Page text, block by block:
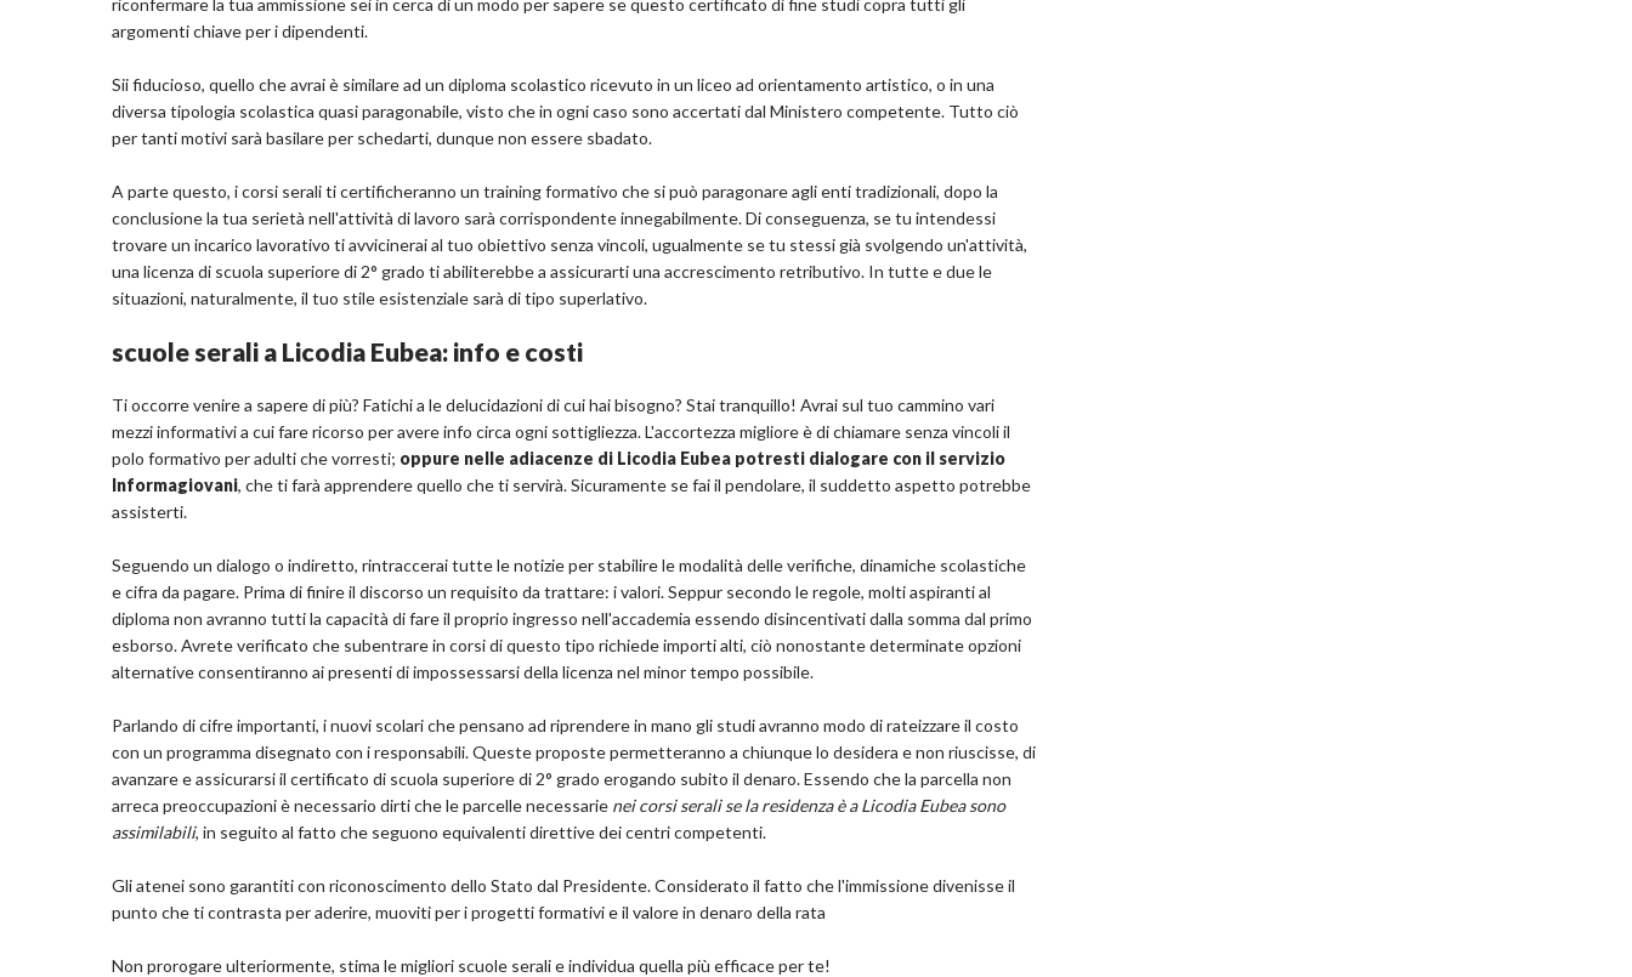
riconfermare la tua ammissione sei in cerca di un modo per sapere se questo certificato di fine studi copra tutti gli
argomenti chiave per i dipendenti.
Sii fiducioso, quello che avrai è similare ad un diploma scolastico ricevuto in un liceo ad orientamento artistico, o in una
diversa tipologia scolastica quasi paragonabile, visto che in ogni caso sono accertati dal Ministero competente. Tutto ciò
per tanti motivi sarà basilare per schedarti, dunque non essere sbadato.
A parte questo, i corsi serali ti certificheranno un training formativo che si può paragonare agli enti tradizionali, dopo la
conclusione la tua serietà nell'attività di lavoro sarà corrispondente innegabilmente. Di conseguenza, se tu intendessi
trovare un incarico lavorativo ti avvicinerai al tuo obiettivo senza vincoli, ugualmente se tu stessi già svolgendo un'attività,
una licenza di scuola superiore di 2° grado ti abiliterebbe a assicurarti una accrescimento retributivo. In tutte e due le
situazioni, naturalmente, il tuo stile esistenziale sarà di tipo superlativo.
scuole serali a Licodia Eubea: info e costi
Ti occorre venire a sapere di più? Fatichi a le delucidazioni di cui hai bisogno? Stai tranquillo! Avrai sul tuo cammino vari
mezzi informativi a cui fare ricorso per avere info circa ogni sottigliezza. L'accortezza migliore è di chiamare senza vincoli il
polo formativo per adulti che vorresti; oppure nelle adiacenze di Licodia Eubea potresti dialogare con il servizio
Informagiovani, che ti farà apprendere quello che ti servirà. Sicuramente se fai il pendolare, il suddetto aspetto potrebbe
assisterti.
Seguendo un dialogo o indiretto, rintraccerai tutte le notizie per stabilire le modalità delle verifiche, dinamiche scolastiche
e cifra da pagare. Prima di finire il discorso un requisito da trattare: i valori. Seppur secondo le regole, molti aspiranti al
diploma non avranno tutti la capacità di fare il proprio ingresso nell'accademia essendo disincentivati dalla somma dal primo
esborso. Avrete verificato che subentrare in corsi di questo tipo richiede importi alti, ciò nonostante determinate opzioni
alternative consentiranno ai presenti di impossessarsi della licenza nel minor tempo possibile.
Parlando di cifre importanti, i nuovi scolari che pensano ad riprendere in mano gli studi avranno modo di rateizzare il costo
con un programma disegnato con i responsabili. Queste proposte permetteranno a chiunque lo desidera e non riuscisse, di
avanzare e assicurarsi il certificato di scuola superiore di 2° grado erogando subito il denaro. Essendo che la parcella non
arreca preoccupazioni è necessario dirti che le parcelle necessarie nei corsi serali se la residenza è a Licodia Eubea sono
assimilabili, in seguito al fatto che seguono equivalenti direttive dei centri competenti.
Gli atenei sono garantiti con riconoscimento dello Stato dal Presidente. Considerato il fatto che l'immissione divenisse il
punto che ti contrasta per aderire, muoviti per i progetti formativi e il valore in denaro della rata
Non prorogare ulteriormente, stima le migliori scuole serali e individua quella più efficace per te!